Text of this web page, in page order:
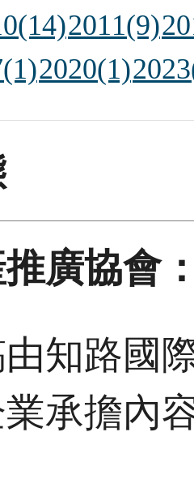
2011(9)
2020(1)
廣協會
知路國
承擔內